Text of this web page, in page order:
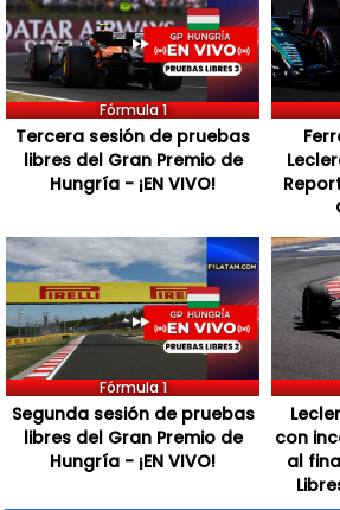
Fórmula 1
Tercera sesión de pruebas
libres del Gran Premio de
Hungría - ¡EN VIVO!
Fórmula 1
Segunda sesión de pruebas
libres del Gran Premio de
Hungría - ¡EN VIVO!
con
al